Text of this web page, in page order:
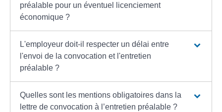
préalable pour un éventuel licenciement
économique ?
L'employeur doit-il respecter un délai entre
l'envoi de la convocation et l'entretien
préalable ?
Quelles sont les mentions obligatoires dans la
lettre de convocation à l’entretien préalable ?